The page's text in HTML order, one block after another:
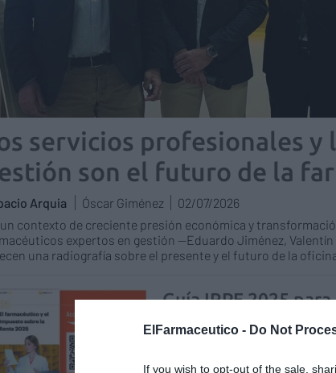
ElFarmaceutico - Do Not
If you wish to opt-out of the sale,
servicios profesionales y
son el futuro de la
Arquia Óscar Giménez
02/07/2026
contexto de creciente presión económica y
expertos en gestión —Eduardo Jiménez,
una radiografía sobre el presente y el futuro de la
Guía IRPF 2025
farmacia
02/06/2026